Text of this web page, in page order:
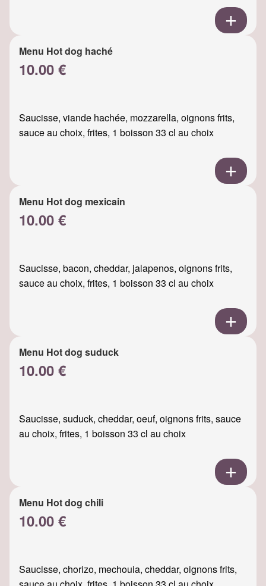
Menu Hot dog haché
10.00 €
Saucisse, viande hachée, mozzarella, oignons frits,
sauce au choix, frites, 1 boisson 33 cl au choix
Menu Hot dog mexicain
10.00 €
Saucisse, bacon, cheddar, jalapenos, oignons frits,
sauce au choix, frites, 1 boisson 33 cl au choix
Menu Hot dog suduck
10.00 €
Saucisse, suduck, cheddar, oeuf, oignons frits, sauce
au choix, frites, 1 boisson 33 cl au choix
Menu Hot dog chili
10.00 €
Saucisse, chorizo, mechouia, cheddar, oignons frits,